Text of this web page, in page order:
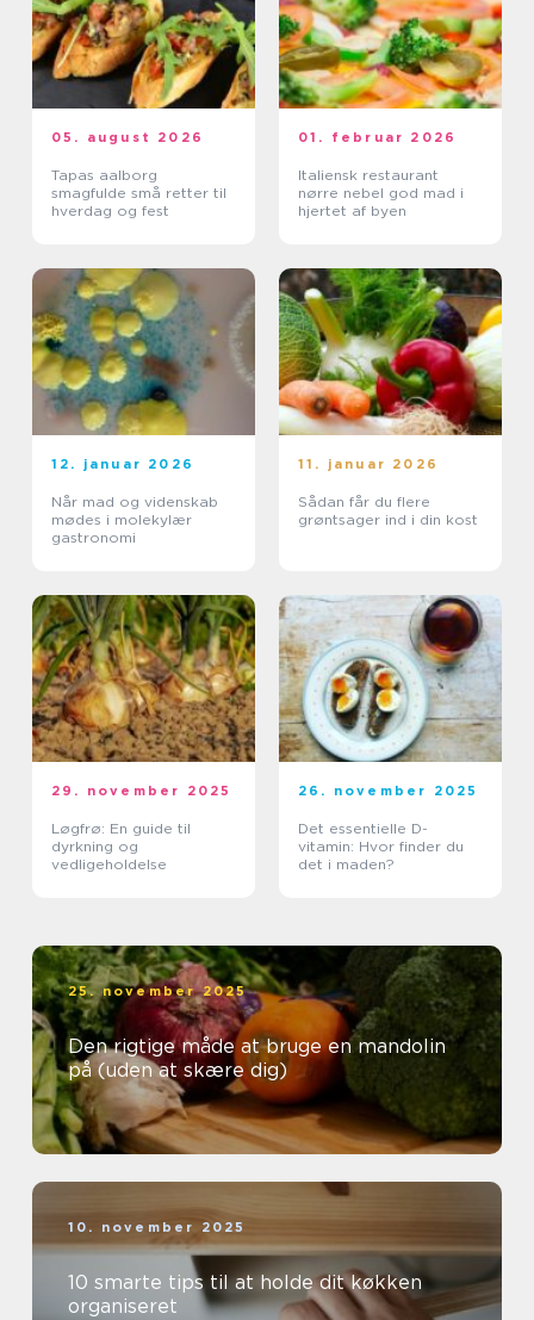
05. august 2026
Tapas aalborg
smagfulde små retter til
hverdag og fest
01. februar 2026
Italiensk restaurant
nørre nebel god mad i
hjertet af byen
12. januar 2026
Når mad og videnskab
mødes i molekylær
gastronomi
11. januar 2026
Sådan får du flere
grøntsager ind i din kost
29. november 2025
Løgfrø: En guide til
dyrkning og
vedligeholdelse
26. november 2025
Det essentielle D-
vitamin: Hvor finder du
det i maden?
25. november 2025
Den rigtige måde at bruge en mandolin
på (uden at skære dig)
10. november 2025
10 smarte tips til at holde dit køkken
organiseret